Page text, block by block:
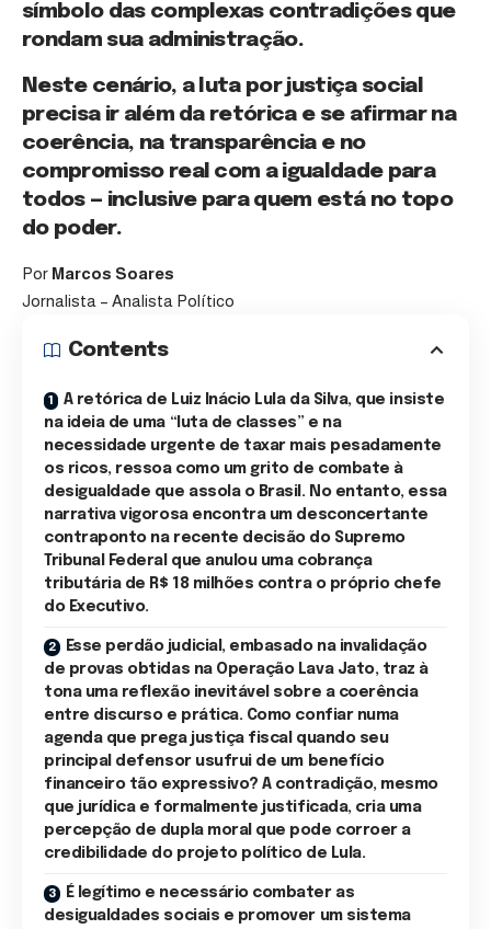
símbolo das complexas contradições que
rondam sua administração.
Neste cenário, a luta por justiça social
precisa ir além da retórica e se afirmar na
coerência, na transparência e no
compromisso real com a igualdade para
todos — inclusive para quem está no topo
do poder.
Por Marcos Soares
Jornalista – Analista Político
Contents
A retórica de Luiz Inácio Lula da Silva, que insiste
na ideia de uma “luta de classes” e na
necessidade urgente de taxar mais pesadamente
os ricos, ressoa como um grito de combate à
desigualdade que assola o Brasil. No entanto, essa
narrativa vigorosa encontra um desconcertante
contraponto na recente decisão do Supremo
Tribunal Federal que anulou uma cobrança
tributária de R$ 18 milhões contra o próprio chefe
do Executivo.
Esse perdão judicial, embasado na invalidação
de provas obtidas na Operação Lava Jato, traz à
tona uma reflexão inevitável sobre a coerência
entre discurso e prática. Como confiar numa
agenda que prega justiça fiscal quando seu
principal defensor usufrui de um benefício
financeiro tão expressivo? A contradição, mesmo
que jurídica e formalmente justificada, cria uma
percepção de dupla moral que pode corroer a
credibilidade do projeto político de Lula.
É legítimo e necessário combater as
desigualdades sociais e promover um sistema